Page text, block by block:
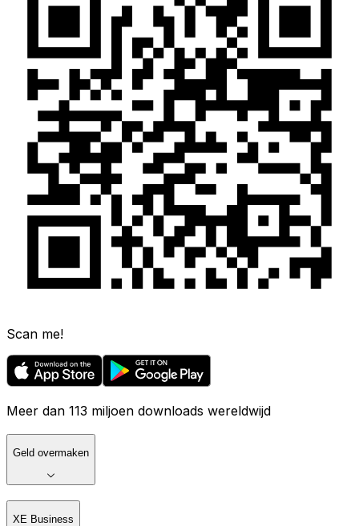
Scan me!
Meer dan 113 miljoen downloads wereldwijd
Geld overmaken
XE Business